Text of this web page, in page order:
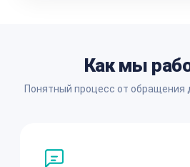
Как мы
Понятный процесс от обращения